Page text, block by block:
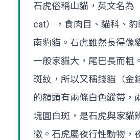
石虎俗稱山貓，英文名為
cat），食肉目、貓科、
南豹貓。石虎雖然長得像
一般家貓大，尾巴長而粗
斑紋，所以又稱錢貓（金
的額頭有兩條白色縱帶，
塊圓白斑，是石虎與家貓
徵。石虎屬夜行性動物，